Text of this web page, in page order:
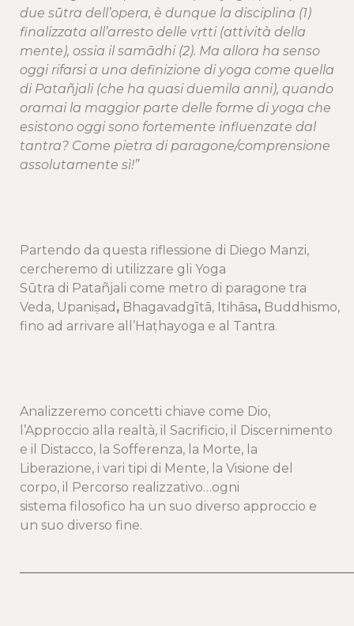
due sūtra dell’opera, è dunque la disciplina (1)
finalizzata all’arresto delle vṛtti (attività della
mente), ossia il samādhi (2). Ma allora ha senso
oggi rifarsi a una definizione di yoga come quella
di Patañjali (che ha quasi duemila anni), quando
oramai la maggior parte delle forme di yoga che
esistono oggi sono fortemente influenzate dal
tantra? Come pietra di paragone/comprensione
assolutamente sì!”
Partendo da questa riflessione di Diego Manzi,
cercheremo di utilizzare gli Yoga
Sūtra di Patañjali come metro di paragone tra
Veda, Upaniṣad , Bhagavadgītā, Itihāsa, Buddhismo,
fino ad arrivare all’Haṭhayoga e al Tantra.
Analizzeremo concetti chiave come Dio,
l’Approccio alla realtà, il Sacrificio, il Discernimento
e il Distacco, la Sofferenza, la Morte, la
Liberazione, i vari tipi di Mente, la Visione del
corpo, il Percorso realizzativo…ogni
sistema filosofico ha un suo diverso approccio e
un suo diverso fine.